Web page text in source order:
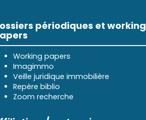
périodiques et working
Working papers
Imagimmo
Veille juridique immobilière
Repère biblio
Zoom recherche